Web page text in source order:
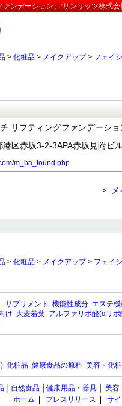
ンデーション」:サンリッツ株式
> 化粧品 > メイクアップ> フェイ
リフティングファンデーショ
区赤坂3-2-3APA赤坂見附ビ
m_ba_found.php
> 化粧品 > メイクアップ> フェイ
サプリメント 機能性成分 エステ
け 大麦若葉 アルファリポ酸(αリポ
化粧品 健康食品の原料 美容・化
自然食品 健康用品・器具 美容
ホーム
プレスリリース
サ